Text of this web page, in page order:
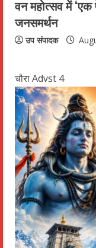
वन महोत्सव में ‘एक
जनसमर्थन
उप संपादक
चौरा Advst 4